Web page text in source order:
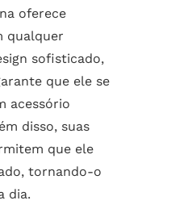
oferece
qualquer
sofisticado,
que ele se
acessório
disso, suas
que ele
tornando-o
dia.